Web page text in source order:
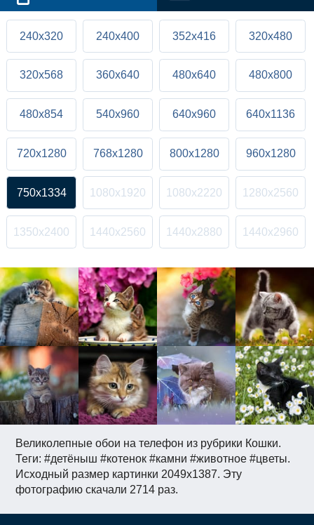
Великолепные обои на телефон из рубрики Кошки.
Теги: #детёныш #котенок #камни #животное #цветы.
Исходный размер картинки 2049x1387. Эту
фотографию скачали 2714 раз.
240x320 240x400 352x416 320x480
320x568 360x640 480x640 480x800
480x854 540x960 640x960 640x1136
720x1280 768x1280 800x1280 960x1280
750x1334 1080x1920 1080x2220 1280x2560
1350x2400 1440x2560 1440x2880 1440x2960